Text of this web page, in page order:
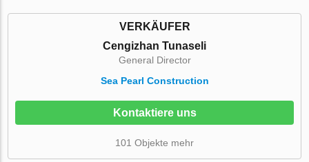
VERKÄUFER
Cengizhan Tunaseli
General Director
Sea Pearl Construction
Kontaktiere uns
101 Objekte mehr